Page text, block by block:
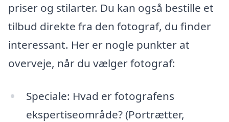
priser og stilarter. Du kan også bestille et
tilbud direkte fra den fotograf, du finder
interessant. Her er nogle punkter at
overveje, når du vælger fotograf:
Speciale: Hvad er fotografens
ekspertiseområde? (Portrætter,